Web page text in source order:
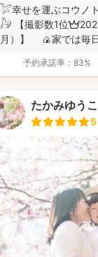
𓅯幸せを運ぶコウノ
𓃗 【撮影数1位
月）】 🍙家では毎
予約承諾率： 83%
たかみゆう
5